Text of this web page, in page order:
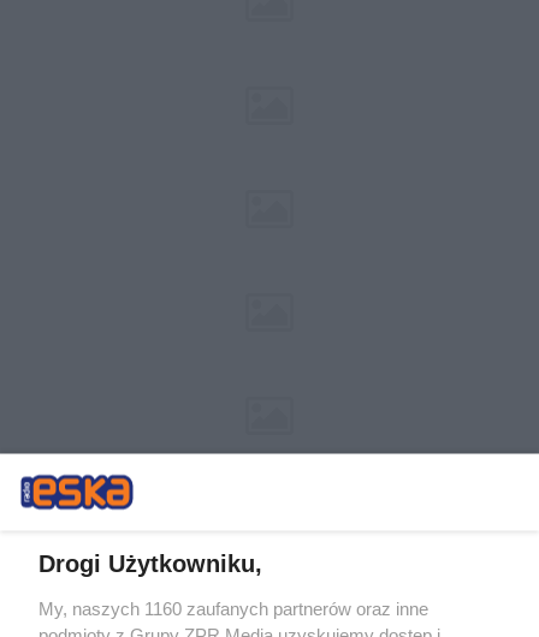
Żaden utwór zamieszczony w serwisie nie może być powielany i
Drogi Użytkowniku,
My, naszych 1160 zaufanych partnerów oraz inne